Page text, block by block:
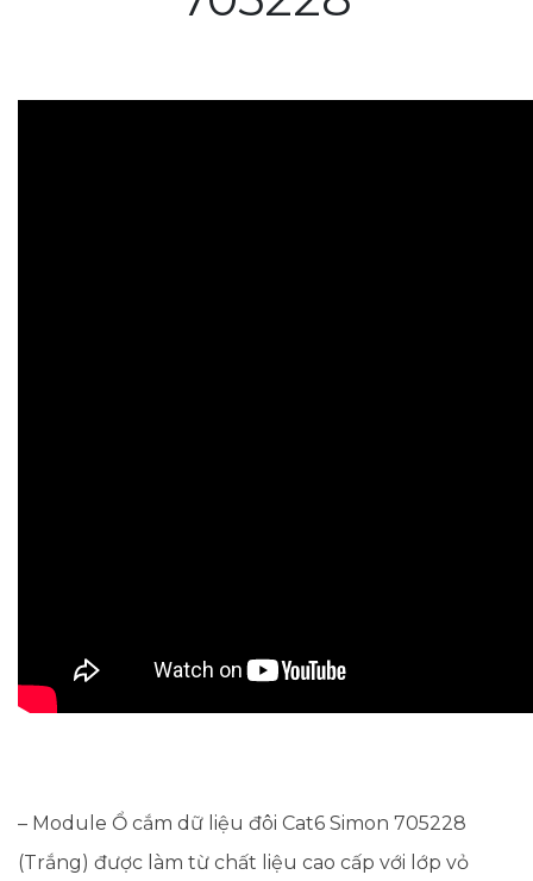
– Module Ổ cắm dữ liệu đôi Cat6 Simon 705228
(Trắng) được làm từ chất liệu cao cấp với lớp vỏ